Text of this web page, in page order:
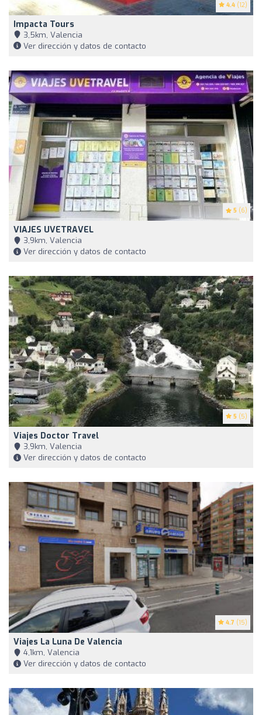
4.4 (12)
Impacta Tours
3,5km, Valencia
Ver dirección y datos de contacto
5 (6)
VIAJES UVETRAVEL
3,9km, Valencia
Ver dirección y datos de contacto
5 (5)
Viajes Doctor Travel
3,9km, Valencia
Ver dirección y datos de contacto
4.7 (15)
Viajes La Luna De Valencia
4,1km, Valencia
Ver dirección y datos de contacto